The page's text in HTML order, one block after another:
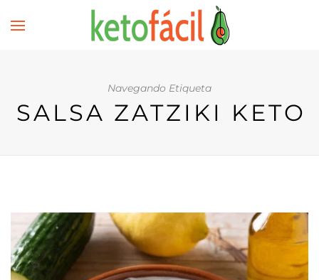
Navegando Etiqueta
SALSA ZATZIKI KETO